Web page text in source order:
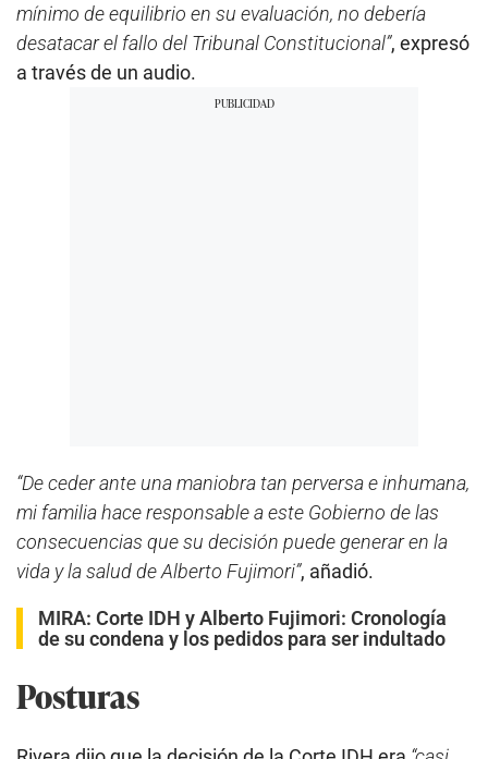
mínimo de equilibrio en su evaluación, no debería
desatacar el fallo del Tribunal Constitucional”, expresó
a través de un audio.
“De ceder ante una maniobra tan perversa e inhumana,
mi familia hace responsable a este Gobierno de las
consecuencias que su decisión puede generar en la
vida y la salud de Alberto Fujimori”, añadió.
MIRA: Corte IDH y Alberto Fujimori: Cronología
de su condena y los pedidos para ser indultado
Posturas